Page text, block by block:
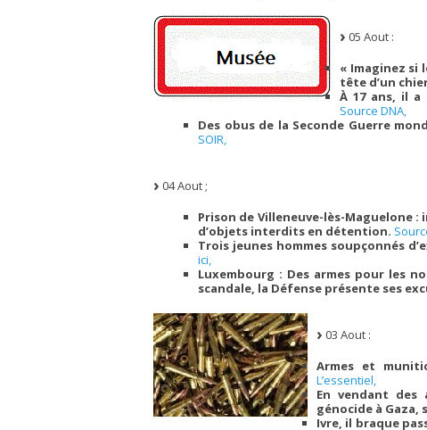
05 Aout :
« Imaginez si
tête d’un
À 17 ans, il a
Source DNA,
Des obus de la Seconde Guerre
SOIR,
04 Aout ;
Prison de Villeneuve-lès-Maguelone
d’objets interdits en détention.
Trois jeunes hommes soupçonnés
ici,
Luxembourg : Des armes pour les
scandale, la Défense présente ses
03 Aout :
Armes et
L’essentiel,
En vendant des
génocide à
Ivre, il braque